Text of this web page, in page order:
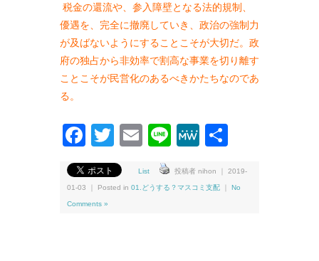
税金の還流や、参入障壁となる法的規制、
優遇を、完全に撤廃していき、政治の強制力
が及ばないようにすることこそが大切だ。政
府の独占から非効率で割高な事業を切り離す
ことこそが民営化のあるべきかたちなのであ
る。
Facebook
Twitter
EmailLineMeWe
List 投稿者 nihon ｜ 2019-
01-03 ｜ Posted in 01.どうする？マスコミ支配 No
Comments »